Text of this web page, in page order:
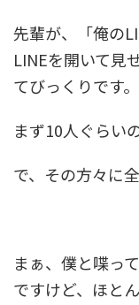
先輩が、「俺の
LINEを開いて見
てびっくりです。
まず10人ぐらい
で、その方々に
まぁ、僕と喋っ
ですけど、ほと